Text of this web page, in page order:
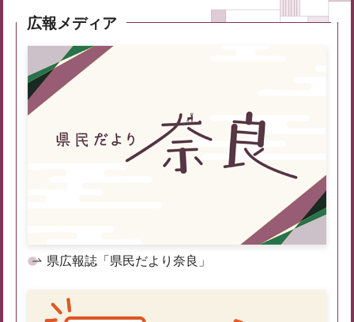
広報メディア
県広報誌「県民だより奈良」